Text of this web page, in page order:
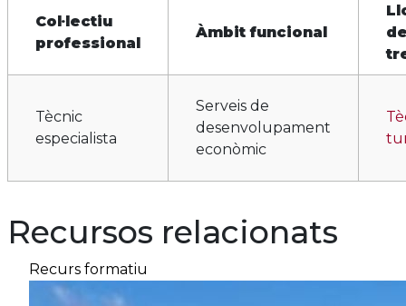
Col·lectiu
professional
Àmbit funcional
Tècnic
especialista
Serveis de
desenvolupament
econòmic
Recursos relacionats
Recurs formatiu